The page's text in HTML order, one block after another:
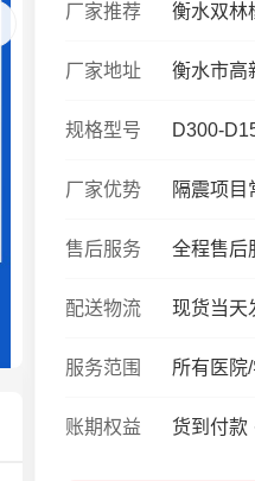
厂家推荐 衡水双林
厂家地址 衡水市高
规格型号 D300-
厂家优势 隔震项目
售后服务 全程售后
配送物流 现货当天
服务范围 所有医院
账期权益 货到付款